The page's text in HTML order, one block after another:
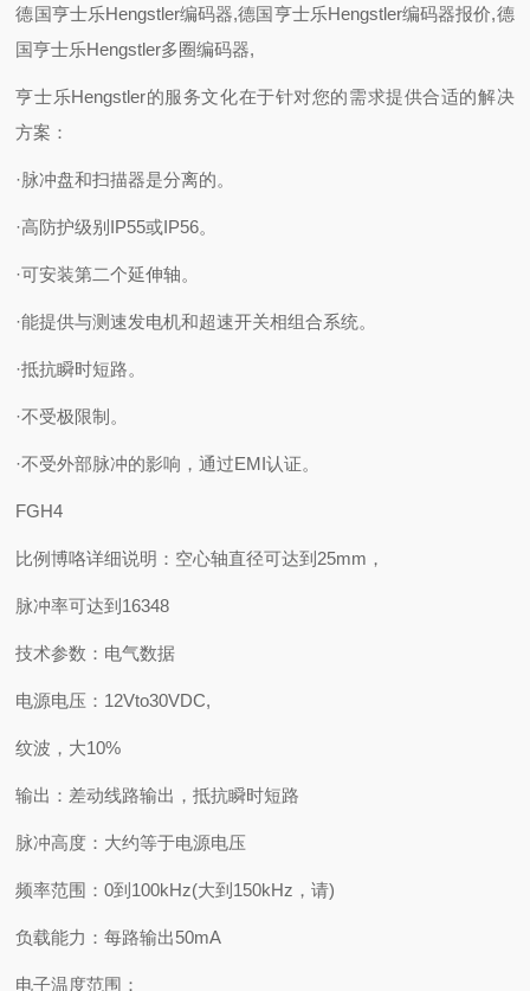
德国亨士乐Hengstler编码器,德国亨士乐Hengstler编码器报价,德
国亨士乐Hengstler多圈编码器,
亨士乐Hengstler的服务文化在于针对您的需求提供合适的解决
方案：
·脉冲盘和扫描器是分离的。
·高防护级别IP55或IP56。
·可安装第二个延伸轴。
·能提供与测速发电机和超速开关相组合系统。
·抵抗瞬时短路。
·不受极限制。
·不受外部脉冲的影响，通过EMI认证。
FGH4
比例博咯详细说明：空心轴直径可达到25mm，
脉冲率可达到16348
技术参数：电气数据
电源电压：12Vto30VDC,
纹波，大10%
输出：差动线路输出，抵抗瞬时短路
脉冲高度：大约等于电源电压
频率范围：0到100kHz(大到150kHz，请)
负载能力：每路输出50mA
电子温度范围：